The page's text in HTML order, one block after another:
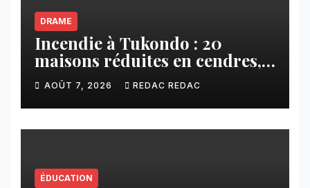
DRAME
Incendie à Tukondo : 20
maisons réduites en cendres,
plusieurs familles sans abri
AOÛT 7, 2026 REDAC REDAC
ÉDUCATION